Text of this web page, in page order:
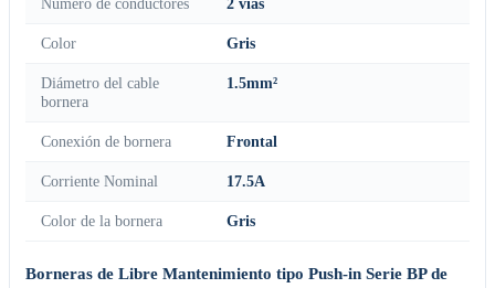
Color Gris
Diámetro del cable
bornera
1.5mm²
Conexión de bornera Frontal
Corriente Nominal 17.5A
Color de la bornera Gris
Borneras de Libre Mantenimiento tipo Push-in Serie BP de